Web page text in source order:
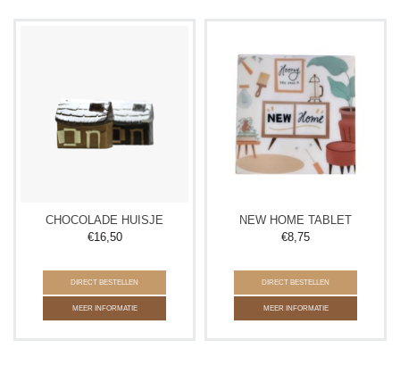
CHOCOLADE HUISJE
€16,50
DIRECT BESTELLEN
MEER INFORMATIE
NEW HOME TABLET
€8,75
DIRECT BESTELLEN
MEER INFORMATIE